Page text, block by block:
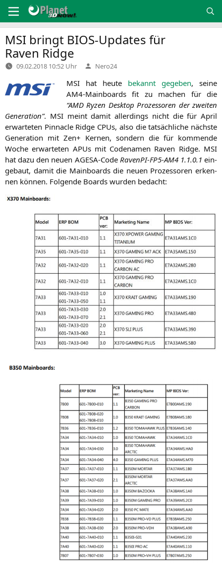
Inhalt
springen
MSI bringt BIOS-Updates für
Raven Ridge
09.02.2018 10:52 Uhr Verfasst
von
Nero24
MSI hat heu­te bekannt gege­ben, sei­ne
AM4-Main­boards fit zu machen für die
“AMD Ryzen Desk­top Pro­zes­so­ren der zwei­ten
Gene­ra­ti­on”. MSImeint damit aller­dings nicht die für April
erwar­te­ten Pin­na­cle Ridge CPUs, also die tat­säch­li­che nächs­te
Gene­ra­ti­on mit Zen+ Ker­nen, son­dern die für kom­men­de
Woche erwar­te­ten APUs mit Code­na­men Raven Ridge. MSI
hat dazu den neu­en AGE­SA-Code Raven­PI-FP5-AM4 1.1.0.1 ein­
ge­baut, damit die Main­boards die neu­en Pro­zes­so­ren erken­
nen kön­nen. Fol­gen­de Boards wur­den bedacht: